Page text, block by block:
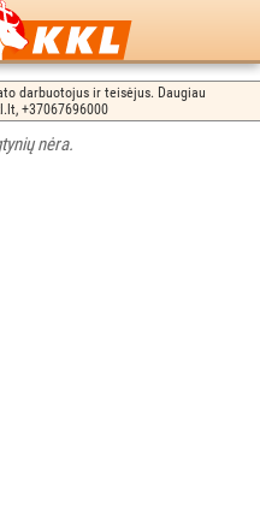
darbuotojus ir teisėjus. Daugiau
+37067696000
nėra.